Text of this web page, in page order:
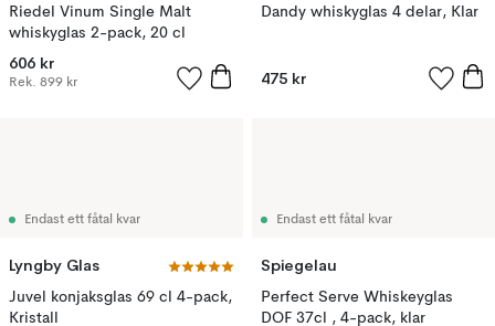
Riedel Vinum Single Malt
whiskyglas 2-pack, 20 cl
606 kr
Rek. 899 kr
Dandy whiskyglas 4 delar, Klar
475 kr
Endast ett fåtal kvar
Lyngby Glas
Juvel konjaksglas 69 cl 4-pack,
Kristall
Endast ett fåtal kvar
Spiegelau
Perfect Serve Whiskeyglas
DOF 37cl , 4-pack, klar